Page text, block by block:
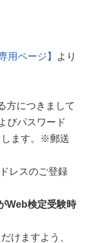
用ページ】
より
方につきまして
びパスワード
します。※郵送
レスのご登録
Web検定受験時
けますよう、